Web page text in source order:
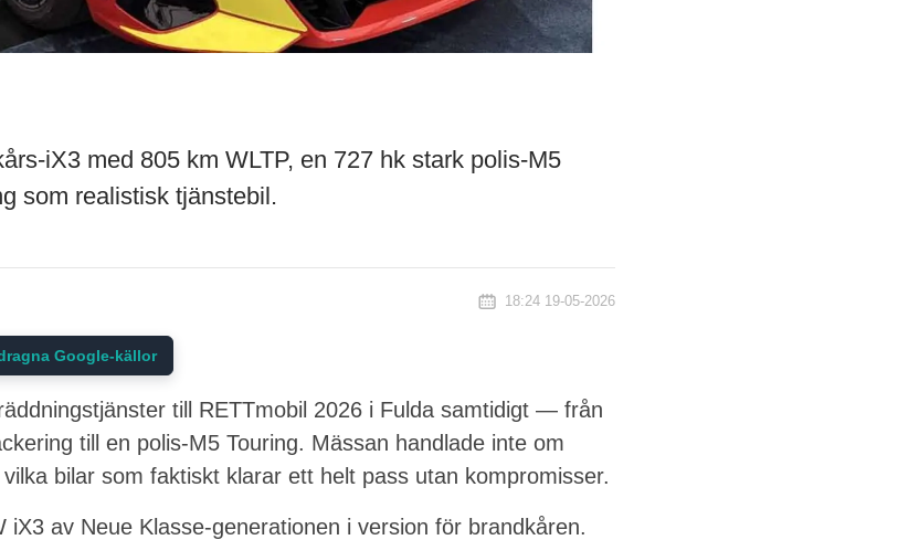
iX3 med 805 km WLTP, en 727 hk stark polis-M5
som realistisk tjänstebil.
18:24 19-05-2026
Google-källor
till RETTmobil 2026 i Fulda samtidigt — från
till en polis-M5 Touring. Mässan handlade inte om
bilar som faktiskt klarar ett helt pass utan kompromisser.
iX3 av Neue Klasse-generationen i version för brandkåren.